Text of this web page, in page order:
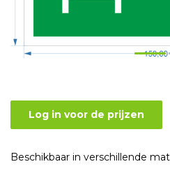
Log in voor de prijzen
Beschikbaar in verschillende